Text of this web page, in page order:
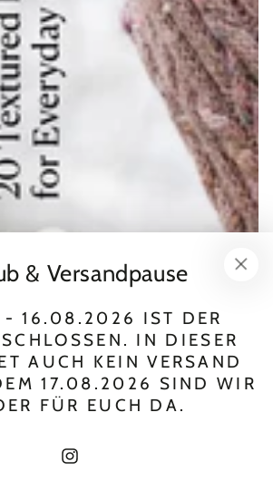
& Versandpause
- 16.08.2026 IST DER
IN DIESER
AUCH KEIN VERSAND
17.08.2026 SIND WIR
FÜR EUCH DA.
Instagram